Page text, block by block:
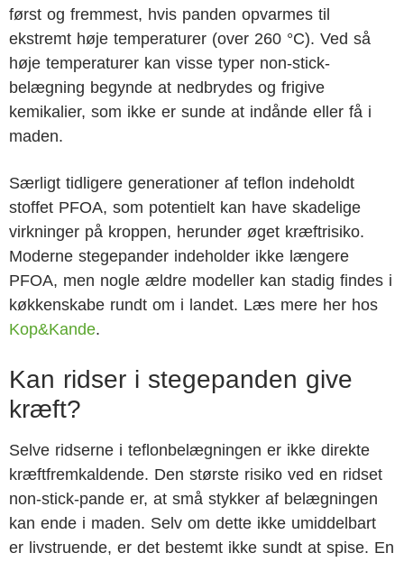
først og fremmest, hvis panden opvarmes til
ekstremt høje temperaturer (over 260 °C). Ved så
høje temperaturer kan visse typer non-stick-
belægning begynde at nedbrydes og frigive
kemikalier, som ikke er sunde at indånde eller få i
maden.
Særligt tidligere generationer af teflon indeholdt
stoffet PFOA, som potentielt kan have skadelige
virkninger på kroppen, herunder øget kræftrisiko.
Moderne stegepander indeholder ikke længere
PFOA, men nogle ældre modeller kan stadig findes i
køkkenskabe rundt om i landet. Læs mere her hos
Kop&Kande.
Kan ridser i stegepanden give
kræft?
Selve ridserne i teflonbelægningen er ikke direkte
kræftfremkaldende. Den største risiko ved en ridset
non-stick-pande er, at små stykker af belægningen
kan ende i maden. Selv om dette ikke umiddelbart
er livstruende, er det bestemt ikke sundt at spise. En